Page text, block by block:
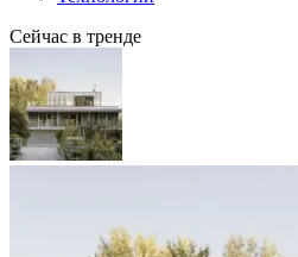
Сейчас в тренде